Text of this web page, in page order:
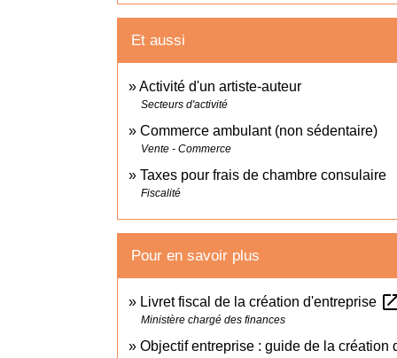
Et aussi
Activité d'un artiste-auteur
Secteurs d'activité
Commerce ambulant (non sédentaire)
Vente - Commerce
Taxes pour frais de chambre consulaire
Fiscalité
Pour en savoir plus
Livret fiscal de la création d'entreprise
Ministère chargé des finances
Objectif entreprise : guide de la création